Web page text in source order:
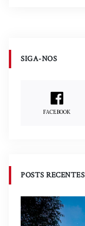
SIGA-NOS
FACEBOOK
POSTS RECENTES